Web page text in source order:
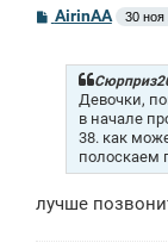
С
о
AirinAA 30 ноя
Девочки,
в начале
38. как
полоскаем
лучше